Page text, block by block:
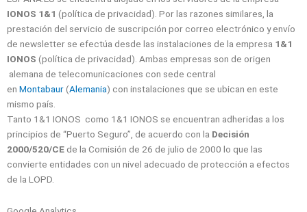
IONOS 1&1 (política de privacidad). Por las razones similares, la
prestación del servicio de suscripción por correo electrónico y envío
de newsletter se efectúa desde las instalaciones de la empresa 1&1
IONOS (política de privacidad). Ambas empresas son de origen
alemana de telecomunicaciones con sede central
en Montabaur(Alemania) con instalaciones que se ubican en este
mismo país.
Tanto 1&1 IONOS como 1&1 IONOS se encuentran adheridas a los
principios de “Puerto Seguro”, de acuerdo con la Decisión
2000/520/CEde la Comisión de 26 de julio de 2000 lo que las
convierte entidades con un nivel adecuado de protección a efectos
de la LOPD.